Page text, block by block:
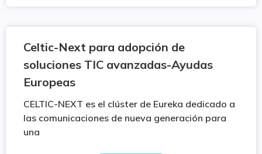
Celtic-Next para adopción de
soluciones TIC avanzadas-Ayudas
Europeas
CELTIC-NEXT es el clúster de Eureka dedicado a
las comunicaciones de nueva generación para
una